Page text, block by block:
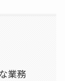
業務